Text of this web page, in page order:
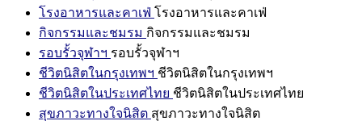
โรงอาหารและคาเฟ่ โรงอาหารและคาเฟ่
กิจกรรมและชมรม กิจกรรมและชมรม
รอบรั้วจุฬาฯ รอบรั้วจุฬาฯ
ชีวิตนิสิตในกรุงเทพฯ ชีวิตนิสิตในกรุงเทพฯ
ชีวิตนิสิตในประเทศไทย ชีวิตนิสิตในประเทศไทย
สุขภาวะทางใจนิสิต สุขภาวะทางใจนิสิต